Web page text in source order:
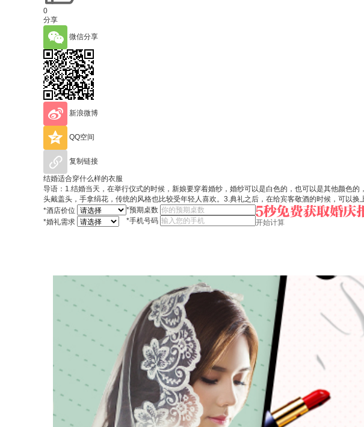
0
分享
微信分享
新浪微博
QQ空间
复制链接
结婚适合穿什么样的衣服
导语：1.结婚当天，在举行仪式的时候，新娘要穿着婚纱，婚纱可以是白色的，也可以是其他颜色
头戴盖头，手拿绢花，传统的风格也比较受年轻人喜欢。3.典礼之后，在给宾客敬酒的时候，可以换
*酒店价位
*婚礼需求
*预期桌数
*手机号码
开始计算